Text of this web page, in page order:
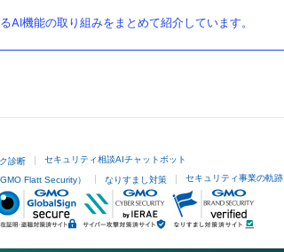
機能の取り組みをまとめて紹介しています。
診断 セキュリティ相談AIチャットボット
Flatt Security） なりすまし対策 セキュリティ事業の軌跡